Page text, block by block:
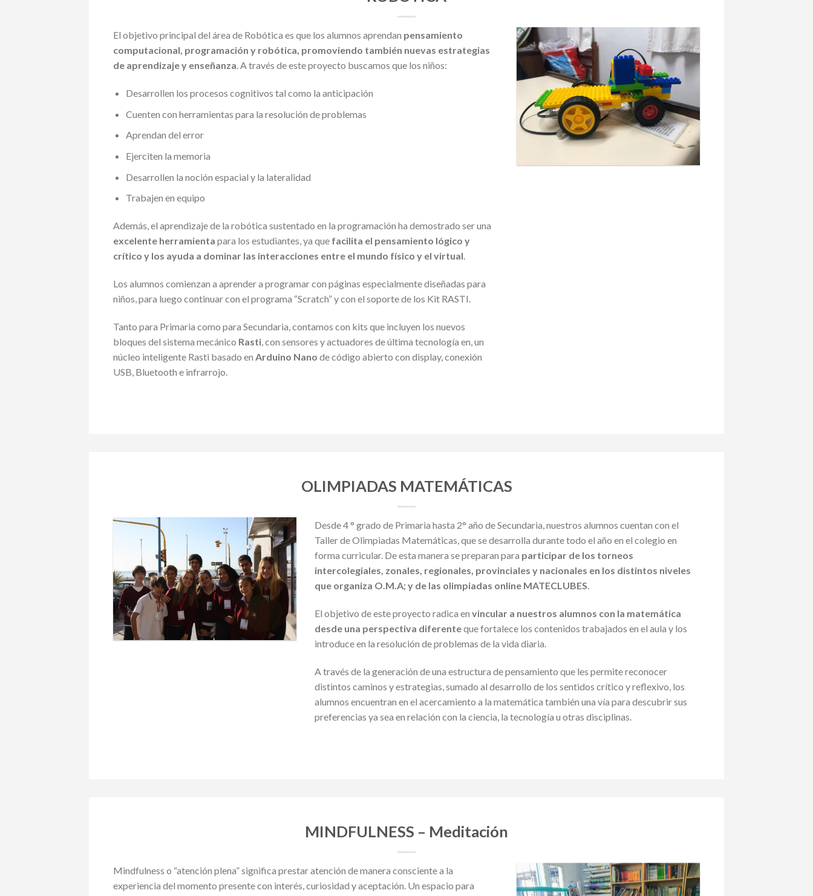
El objetivo principal del área de Robótica es que los alumnos aprendan pensamiento
computacional, programación y robótica, promoviendo también nuevas estrategias
de aprendizaje y enseñanza. A través de este proyecto buscamos que los niños:
Desarrollen los procesos cognitivos tal como la anticipación
Cuenten con herramientas para la resolución de problemas
Aprendan del error
Ejerciten la memoria
Desarrollen la noción espacial y la lateralidad
Trabajen en equipo
Además, el aprendizaje de la robótica sustentado en la programación ha demostrado ser una
excelente herramienta para los estudiantes, ya que facilita el pensamiento lógico y
crítico y los ayuda a dominar las interacciones entre el mundo físico y el virtual.
Los alumnos comienzan a aprender a programar con páginas especialmente diseñadas para
niños, para luego continuar con el programa “Scratch” y con el soporte de los Kit RASTI.
Tanto para Primaria como para Secundaria, contamos con kits que incluyen los nuevos
bloques del sistema mecánico Rasti , con sensores y actuadores de última tecnología en, un
núcleo inteligente Rasti basado en Arduino Nano de código abierto con display, conexión
USB, Bluetooth e infrarrojo.
OLIMPIADAS MATEMÁTICAS
Desde 4 ° grado de Primaria hasta 2° año de Secundaria, nuestros alumnos cuentan con el
Taller de Olimpiadas Matemáticas, que se desarrolla durante todo el año en el colegio en
forma curricular. De esta manera se preparan para participar de los torneos
intercolegiales, zonales, regionales, provinciales y nacionales en los distintos niveles
que organiza O.M.A; y de las olimpiadas online MATECLUBES.
El objetivo de este proyecto radica envincular a nuestros alumnos con la matemática
desde una perspectiva diferenteque fortalece los contenidos trabajados en el aula y los
introduce en la resolución de problemas de la vida diaria.
A través de la generación de una estructura de pensamiento que les permite reconocer
distintos caminos y estrategias, sumado al desarrollo de los sentidos crítico y reflexivo, los
alumnos encuentran en el acercamiento a la matemática también una vía para descubrir sus
preferencias ya sea en relación con la ciencia, la tecnología u otras disciplinas.
MINDFULNESS – Meditación
Mindfulness o “atención plena” significa prestar atención de manera consciente a la
experiencia del momento presente con interés, curiosidad y aceptación. Un espacio para